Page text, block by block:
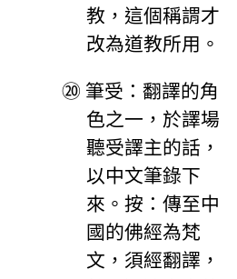
教，這個稱謂才
改為道教所用。
⑳ 筆受：翻譯的角
色之一，於譯場
聽受譯主的話，
以中文筆錄下
來。按：傳至中
國的佛經為梵
文，須經翻譯，